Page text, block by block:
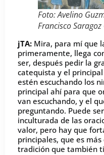
Foto: Avelino
Francisco Saragoz
jTA: Mira, para mí que
primeramente, llega
ser, después pedir la
catequista y el
estén escuchando los
principal ahí para que
van escuchando, y el
preguntando. Puede
inculturada de las
valor, pero hay que
principales, que es
tradición que también